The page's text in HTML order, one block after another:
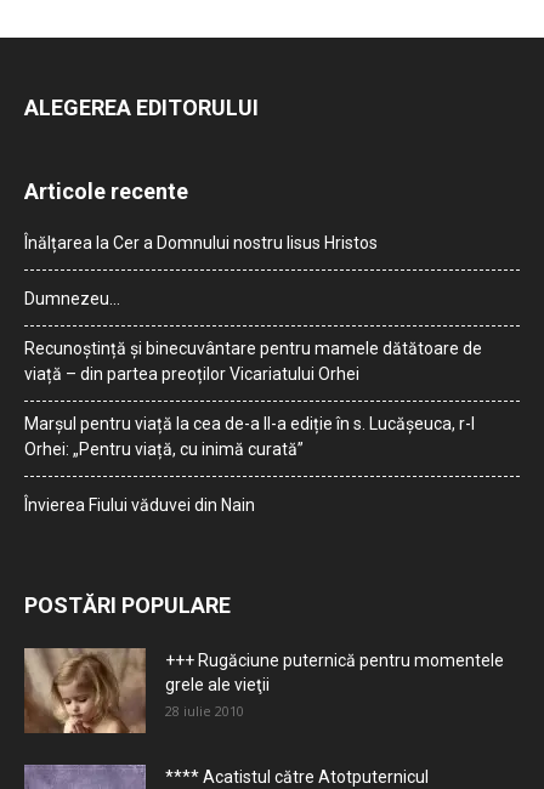
ALEGEREA EDITORULUI
Articole recente
Înălțarea la Cer a Domnului nostru Iisus Hristos
Dumnezeu…
Recunoștință și binecuvântare pentru mamele dătătoare de
viață – din partea preoților Vicariatului Orhei
Marșul pentru viață la cea de-a II-a ediție în s. Lucășeuca, r-l
Orhei: „Pentru viață, cu inimă curată”
Învierea Fiului văduvei din Nain
POSTĂRI POPULARE
+++ Rugăciune puternică pentru momentele
grele ale vieţii
28 iulie 2010
**** Acatistul către Atotputernicul